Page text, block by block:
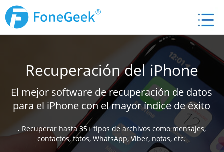
Recuperación del iPhone
El mejor software de recuperación de datos
para el iPhone con el mayor índice de éxito
Recuperar hasta 35+ tipos de archivos como mensajes,
contactos, fotos, WhatsApp, Viber, notas, etc.